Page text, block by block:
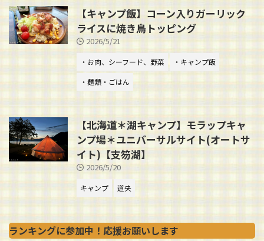
【キャンプ飯】コーン入りガーリック
ライスに焼き鳥トッピング
2026/5/21
・お肉、シーフード、野菜
・キャンプ飯
・麺類・ごはん
【北海道＊湖キャンプ】モラップキャ
ンプ場＊ユニバーサルサイト(オートサ
イト)【支笏湖】
2026/5/20
キャンプ 道央
ランキングに参加中！応援お願いします